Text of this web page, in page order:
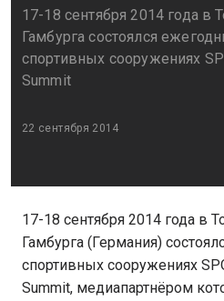
17-18 сентября 2014 года в
Гамбурга состоялся
спортивных сооружениях
Summit
22 сентября 2014
17-18 сентября 2014 года в
Гамбурга (Германия)
спортивных сооружениях
Summit, медиапартнёром